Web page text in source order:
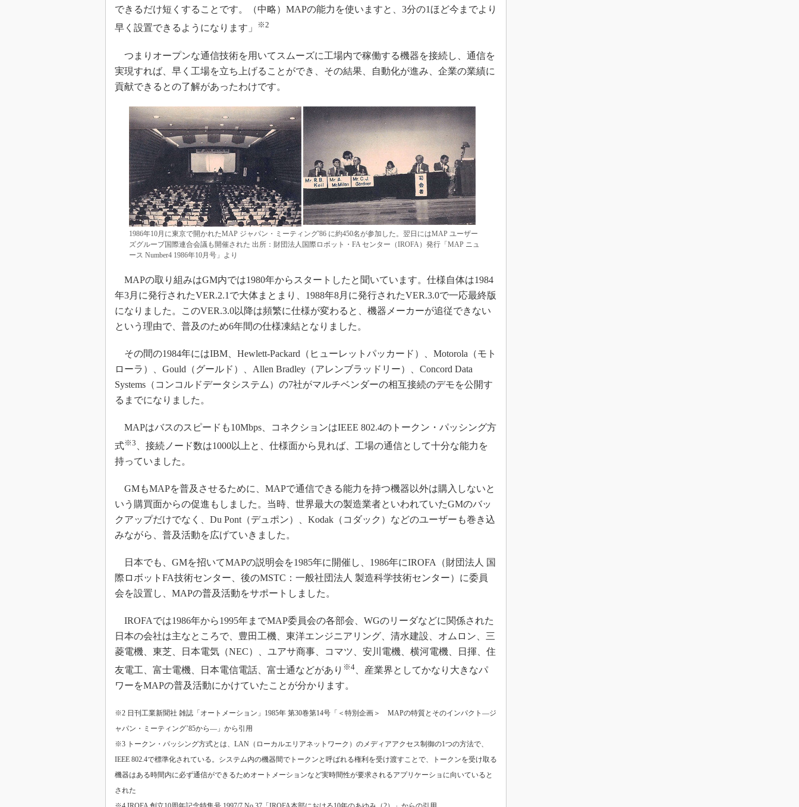
できるだけ短くすることです。（中略）MAPの能力を使いますと、3分の1ほど今までより
早く設置できるようになります」
※2
つまりオープンな通信技術を用いてスムーズに工場内で稼働する機器を接続し、通信を
実現すれば、早く工場を立ち上げることができ、その結果、自動化が進み、企業の業績に
貢献できるとの了解があったわけです。
1986年10月に東京で開かれたMAP ジャパン・ミーティング'86 に約450名が参加した。翌日にはMAP ユーザー
ズグループ国際連合会議も開催された 出所：財団法人国際ロボット・FA センター（IROFA）発行「MAP ニュ
ース Number4 1986年10月号」より
MAPの取り組みはGM内では1980年からスタートしたと聞いています。仕様自体は1984
年3月に発行されたVER.2.1で大体まとまり、1988年8月に発行されたVER.3.0で一応最終版
になりました。このVER.3.0以降は頻繁に仕様が変わると、機器メーカーが追従できない
という理由で、普及のため6年間の仕様凍結となりました。
その間の1984年にはIBM、Hewlett-Packard（ヒューレットパッカード）、Motorola（モト
ローラ）、Gould（グールド）、Allen Bradley（アレンブラッドリー）、Concord Data
Systems（コンコルドデータシステム）の7社がマルチベンダーの相互接続のデモを公開す
るまでになりました。
MAPはバスのスピードも10Mbps、コネクションはIEEE 802.4のトークン・パッシング方
式※3
、接続ノード数は1000以上と、仕様面から見れば、工場の通信として十分な能力を
持っていました。
GMもMAPを普及させるために、MAPで通信できる能力を持つ機器以外は購入しないと
いう購買面からの促進もしました。当時、世界最大の製造業者といわれていたGMのバッ
クアップだけでなく、Du Pont（デュポン）、Kodak（コダック）などのユーザーも巻き込
みながら、普及活動を広げていきました。
日本でも、GMを招いてMAPの説明会を1985年に開催し、1986年にIROFA（財団法人 国
際ロボットFA技術センター、後のMSTC：一般社団法人 製造科学技術センター）に委員
会を設置し、MAPの普及活動をサポートしました。
IROFAでは1986年から1995年までMAP委員会の各部会、WGのリーダなどに関係された
日本の会社は主なところで、豊田工機、東洋エンジニアリング、清水建設、オムロン、三
菱電機、東芝、日本電気（NEC）、ユアサ商事、コマツ、安川電機、横河電機、日揮、住
友電工、富士電機、日本電信電話、富士通などがあり ※4 、産業界としてかなり大きなパ
ワーをMAPの普及活動にかけていたことが分かります。
※2 日刊工業新聞社 雑誌「オートメーション」1985年 第30巻第14号「＜特別企画＞ MAPの特質とそのインパクト―ジ
ャパン・ミーティング’85から―」から引用
※3 トークン・パッシング方式とは、LAN（ローカルエリアネットワーク）のメディアアクセス制御の1つの方法で、
IEEE 802.4で標準化されている。システム内の機器間でトークンと呼ばれる権利を受け渡すことで、トークンを受け取る
機器はある時間内に必ず通信ができるためオートメーションなど実時間性が要求されるアプリケーショに向いていると
された